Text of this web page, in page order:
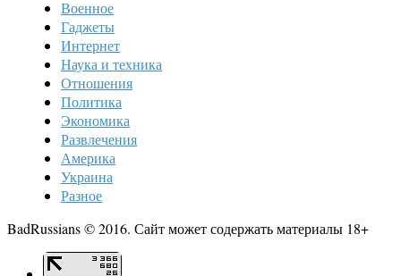
Военное
Гаджеты
Интернет
Наука и техника
Отношения
Политика
Экономика
Развлечения
Америка
Украина
Разное
BadRussians © 2016. Сайт может содержать материалы 18+